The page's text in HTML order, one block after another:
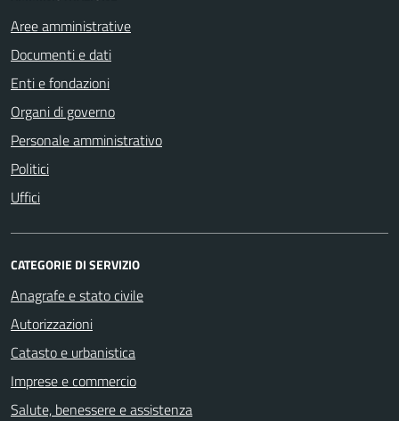
Aree amministrative
Documenti e dati
Enti e fondazioni
Organi di governo
Personale amministrativo
Politici
Uffici
CATEGORIE DI SERVIZIO
Anagrafe e stato civile
Autorizzazioni
Catasto e urbanistica
Imprese e commercio
Salute, benessere e assistenza